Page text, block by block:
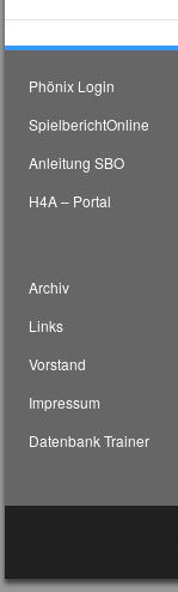
Phönix Login
SpielberichtOnline
Anleitung SBO
H4A – Portal
Archiv
Links
Vorstand
Impressum
Datenbank Trainer